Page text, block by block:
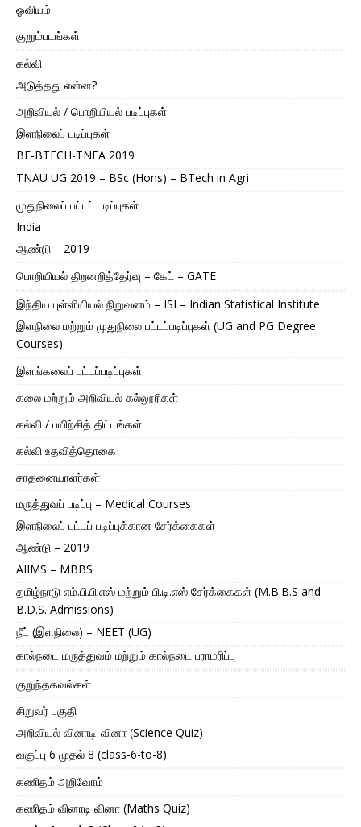
ஓவியம்
குறும்படங்கள்
கல்வி
அடுத்தது என்ன?
அறிவியல் / பொறியியல் படிப்புகள்
இளநிலைப் படிப்புகள்
BE-BTECH-TNEA 2019
TNAU UG 2019 – BSc (Hons) – BTech in Agri
முதுநிலைப் பட்டப் படிப்புகள்
India
ஆண்டு – 2019
பொறியியல் திறனறித்தேர்வு – கேட் – GATE
இந்திய புள்ளியியல் நிறுவனம் – ISI – Indian Statistical Institute
இளநிலை மற்றும் முதுநிலை பட்டப்படிப்புகள் (UG and PG Degree
Courses)
இளங்கலைப் பட்டப்படிப்புகள்
கலை மற்றும் அறிவியல் கல்லூரிகள்
கல்வி / பயிற்சித் திட்டங்கள்
கல்வி உதவித்தொகை
சாதனையாளர்கள்
மருத்துவப் படிப்பு – Medical Courses
இளநிலைப் பட்டப் படிப்புக்கான சேர்க்கைகள்
ஆண்டு – 2019
AIIMS – MBBS
தமிழ்நாடு எம்.பி.பி.எஸ் மற்றும் பி.டி.எஸ் சேர்க்கைகள் (M.B.B.S and
B.D.S. Admissions)
நீட் (இளநிலை) – NEET (UG)
கால்நடை மருத்துவம் மற்றும் கால்நடை பராமரிப்பு
குறுந்தகவல்கள்
சிறுவர் பகுதி
அறிவியல் வினாடி-வினா (Science Quiz)
வகுப்பு 6 முதல் 8 (class-6-to-8)
கணிதம் அறிவோம்
கணிதம் வினாடி வினா (Maths Quiz)